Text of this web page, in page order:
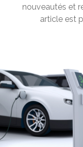
JEEP
[wppr_avg_rating
Autonomie :50
Prix :€
nouveautés et
article est